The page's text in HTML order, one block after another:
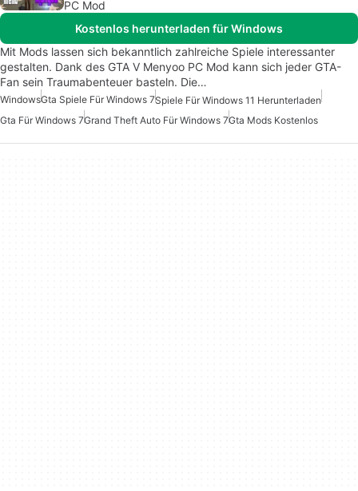
PC Mod
Kostenlos herunterladen für Windows
Mit Mods lassen sich bekanntlich zahlreiche Spiele interessanter
gestalten. Dank des GTA V Menyoo PC Mod kann sich jeder GTA-
Fan sein Traumabenteuer basteln. Die…
WindowsGta Spiele Für Windows 7Spiele Für Windows 11 Herunterladen
Gta Für Windows 7Grand Theft Auto Für Windows 7Gta Mods Kostenlos